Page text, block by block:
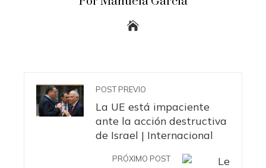
POST PREVIO
La UE está impaciente
ante la acción destructiva
de Israel | Internacional
PRÓXIMO POST